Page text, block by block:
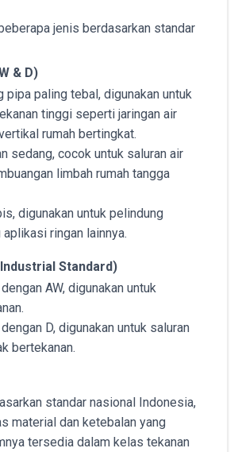
jenis berdasarkan standar
& D)
pipa paling tebal, digunakan untuk
tinggi seperti jaringan air
rumah bertingkat.
sedang, cocok untuk saluran air
limbah rumah tangga
digunakan untuk pelindung
ringan lainnya.
Standard)
AW, digunakan untuk
D, digunakan untuk saluran
bertekanan.
standar nasional Indonesia,
material dan ketebalan yang
tersedia dalam kelas tekanan